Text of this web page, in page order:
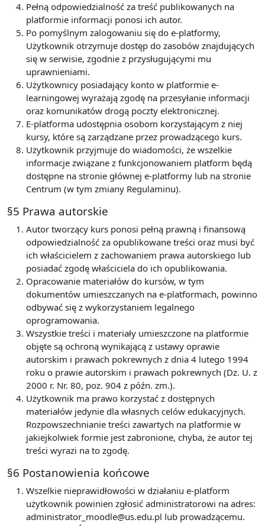
Pełną odpowiedzialność za treść publikowanych na
platformie informacji ponosi ich autor.
Po pomyślnym zalogowaniu się do e-platformy,
Użytkownik otrzymuje dostęp do zasobów znajdujących
się w serwisie, zgodnie z przysługującymi mu
uprawnieniami.
Użytkownicy posiadający konto w platformie e-
learningowej wyrażają zgodę na przesyłanie informacji
oraz komunikatów drogą poczty elektronicznej.
E-platforma udostępnia osobom korzystającym z niej
kursy, które są zarządzane przez prowadzącego kurs.
Użytkownik przyjmuje do wiadomości, że wszelkie
informacje związane z funkcjonowaniem platform będą
dostępne na stronie głównej e-platformy lub na stronie
Centrum (w tym zmiany Regulaminu).
§5 Prawa autorskie
Autor tworzący kurs ponosi pełną prawną i finansową
odpowiedzialność za opublikowane treści oraz musi być
ich właścicielem z zachowaniem prawa autorskiego lub
posiadać zgodę właściciela do ich opublikowania.
Opracowanie materiałów do kursów, w tym
dokumentów umieszczanych na e-platformach, powinno
odbywać się z wykorzystaniem legalnego
oprogramowania.
Wszystkie treści i materiały umieszczone na platformie
objęte są ochroną wynikającą z ustawy oprawie
autorskim i prawach pokrewnych z dnia 4 lutego 1994
roku o prawie autorskim i prawach pokrewnych (Dz. U. z
2000 r. Nr. 80, poz. 904 z późn. zm.).
Użytkownik ma prawo korzystać z dostępnych
materiałów jedynie dla własnych celów edukacyjnych.
Rozpowszechnianie treści zawartych na platformie w
jakiejkolwiek formie jest zabronione, chyba, że autor tej
treści wyrazi na to zgodę.
§6 Postanowienia końcowe
Wszelkie nieprawidłowości w działaniu e-platform
użytkownik powinien zgłosić administratorowi na adres:
administrator_moodle@us.edu.pl lub prowadzącemu.